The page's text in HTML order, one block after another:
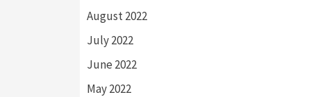
August 2022
July 2022
June 2022
May 2022